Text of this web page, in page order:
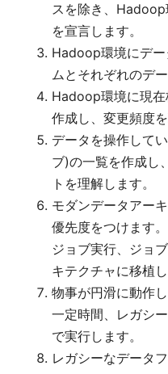
スを除き、Hadoop
を宣言します。
Hadoop環境にデ
ムとそれぞれのデ
Hadoop環境に現
作成し、変更頻度を
データを操作して
ブ)の一覧を作成し
トを理解します。
モダンデータアー
優先度をつけます
ジョブ実行、ジョ
キテクチャに移植し
物事が円滑に動作
一定時間、レガシ
で実行します。
レガシーなデータ